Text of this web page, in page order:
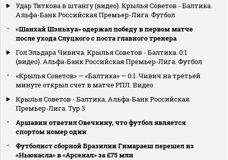
Удар Титкова в штангу (видео). Крылья Советов - Балтика.
Альфа-Банк Российская Премьер-Лига. Футбол
«Шанхай Шэньхуа» одержал победу в первом матче
после ухода Слуцкого с поста главного тренера
Гол Эльдара Чивича. Крылья Советов - Балтика. 0:1
(видео). Альфа-Банк Российская Премьер-Лига. Футбол
«Крылья Советов» — «Балтика» — 0:1. Чивич на третьей
минуте открыл счет в матче РПЛ. Видео
Крылья Советов - Балтика. Альфа-Банк Российская
Премьер-Лига. Тур 3
Аршавин ответил Овечкину, что футбол является
спортом номер один
Футболист сборной Бразилии Гимараеш перешел из
«Ньюкасла» в «Арсенал» за £75 млн